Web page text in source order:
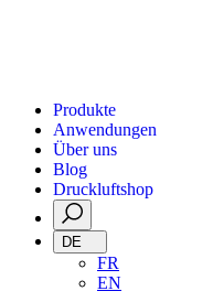
Produkte
Anwendungen
Über uns
Blog
Druckluftshop
DE
FR
EN